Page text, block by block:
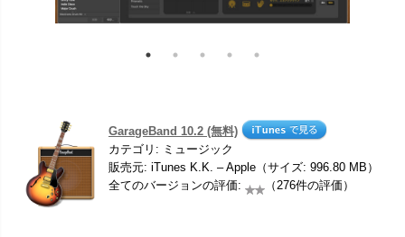
GarageBand 10.2 (無料)
カテゴリ: ミュージック
販売元: iTunes K.K. – Apple（サイズ: 996.80 MB）
全てのバージョンの評価:
（276件の評価）